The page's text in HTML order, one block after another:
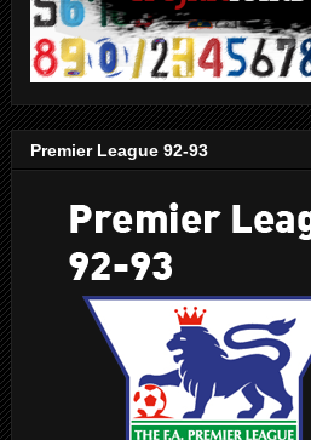
Premier League 92-93